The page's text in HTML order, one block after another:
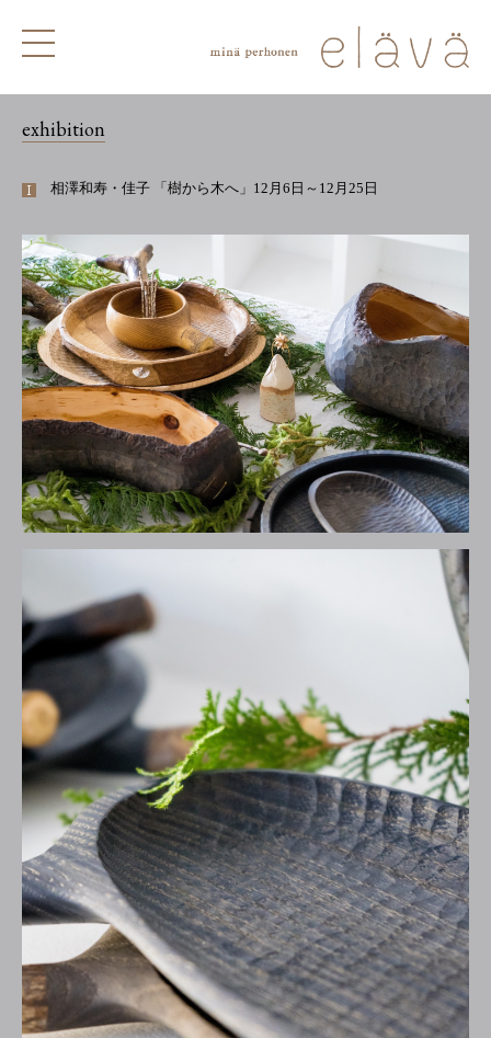
exhibition
相澤和寿・佳子 「樹から木へ」12月6日～12月25日